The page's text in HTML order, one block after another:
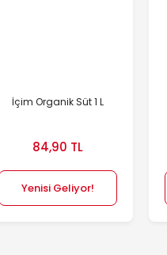
İçim Organik Süt 1 L
84,90 TL
Yenisi Geliyor!